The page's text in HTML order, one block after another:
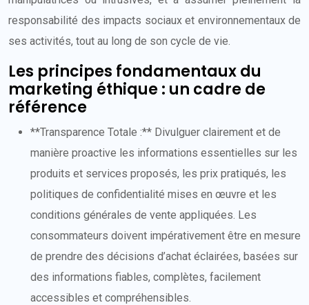
responsabilité des impacts sociaux et environnementaux de
ses activités, tout au long de son cycle de vie.
Les principes fondamentaux du
marketing éthique : un cadre de
référence
**Transparence Totale :** Divulguer clairement et de
manière proactive les informations essentielles sur les
produits et services proposés, les prix pratiqués, les
politiques de confidentialité mises en œuvre et les
conditions générales de vente appliquées. Les
consommateurs doivent impérativement être en mesure
de prendre des décisions d’achat éclairées, basées sur
des informations fiables, complètes, facilement
accessibles et compréhensibles.